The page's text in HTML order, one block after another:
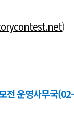
)
전 운영사무국